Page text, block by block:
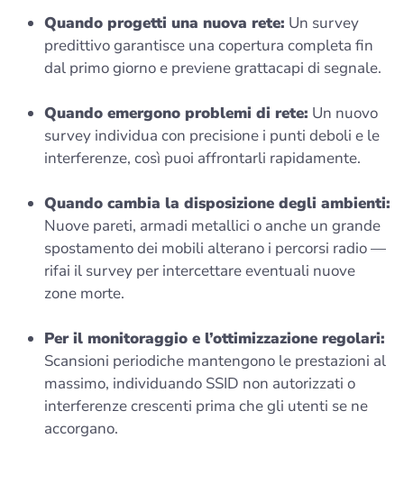
Quando progetti una nuova rete: Un survey
predittivo garantisce una copertura completa fin
dal primo giorno e previene grattacapi di segnale.
Quando emergono problemi di rete: Un nuovo
survey individua con precisione i punti deboli e le
interferenze, così puoi affrontarli rapidamente.
Quando cambia la disposizione degli ambienti:
Nuove pareti, armadi metallici o anche un grande
spostamento dei mobili alterano i percorsi radio —
rifai il survey per intercettare eventuali nuove
zone morte.
Per il monitoraggio e l’ottimizzazione regolari:
Scansioni periodiche mantengono le prestazioni al
massimo, individuando SSID non autorizzati o
interferenze crescenti prima che gli utenti se ne
accorgano.